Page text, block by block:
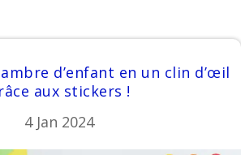
d’enfant en un clin d’œil
aux stickers !
4 Jan 2024